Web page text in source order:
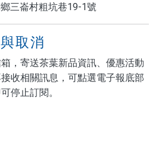
三崙村粗坑巷19-1號
取消
，寄送茶葉新品資訊、優惠活動
收相關訊息，可點選電子報底部
停止訂閱。